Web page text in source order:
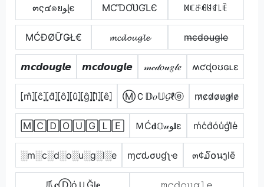
๓ς๔๏ยﻮɭє MƇƊƠƲƓԼЄ ꁒꏸꁕꆂꐇꁍ꒒ꍟ
ΜĆĐØỮǤŁ€ 𝓶𝓬𝓭𝓸𝓾𝓰𝓵𝓮 m̶c̶d̶o̶u̶g̶l̶e̶
𝙢𝙘𝙙𝙤𝙪𝙜𝙡𝙚 𝙢𝙘𝙙𝙤𝙪𝙜𝙡𝙚 𝓂𝒸𝒹𝑜𝓊𝑔𝓁𝑒 ʍƈɖօʊɢʟɛ
⦏m̂⦎⦏ĉ⦎⦏d̂⦎⦏ô⦎⦏û⦎⦏ĝ⦎⦏l̂⦎⦏ê⦎ ⓂＣ𝔻𝑜𝕌𝓖ℓⓔ m̷c̷d̷o̷u̷g̷l̷e̷
🄼🄲🄳🄾🅄🄶🄻🄴 ＭĆ𝐝𝕆𝓊ﻮ𝐥ε m̾c̾d̾o̾u̾g̾l̾e̾
░m░c░d░o░u░g░l░e ɱƈԃσυɠʅҽ ๓¢໓໐นງlē
爪𝐜ⒹόＵĞl𝐞 𝚖𝚌𝚍𝚘𝚞𝚐𝚕𝚎